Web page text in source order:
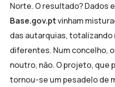
Norte. O resultado? Dados
Base.gov.ptvinham
das autarquias, totalizando
diferentes. Num concelho, o
noutro, não. O projeto, que
tornou-se um pesadelo de